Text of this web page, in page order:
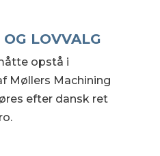
LOVVALG
opstå i
Møllers Machining
efter dansk ret